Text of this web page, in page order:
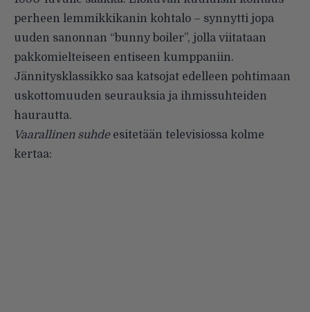
perheen lemmikkikanin kohtalo – synnytti jopa
uuden sanonnan “bunny boiler”, jolla viitataan
pakkomielteiseen entiseen kumppaniin.
Jännitysklassikko saa katsojat edelleen pohtimaan
uskottomuuden seurauksia ja ihmissuhteiden
haurautta.
Vaarallinen suhdeesitetään televisiossa kolme
kertaa: